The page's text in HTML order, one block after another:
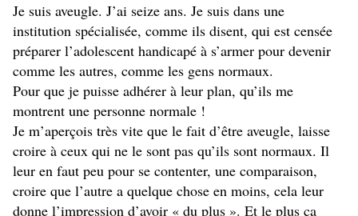
Je suis aveugle. J’ai seize ans. Je suis dans une
institution spécialisée, comme ils disent, qui est censée
préparer l’adolescent handicapé à s’armer pour devenir
comme les autres, comme les gens normaux.
Pour que je puisse adhérer à leur plan, qu’ils me
montrent une personne normale !
Je m’aperçois très vite que le fait d’être aveugle, laisse
croire à ceux qui ne le sont pas qu’ils sont normaux. Il
leur en faut peu pour se contenter, une comparaison,
croire que l’autre a quelque chose en moins, cela leur
donne l’impression d’avoir « du plus ». Et le plus ça